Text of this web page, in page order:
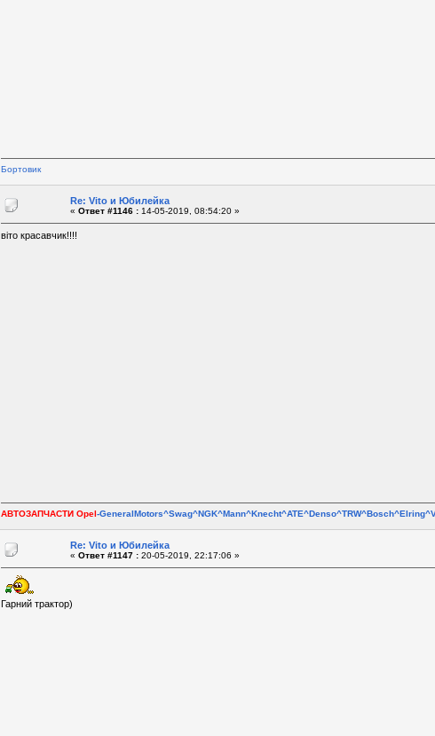
Бортовик
Re: Vito и Юбилейка
« Ответ #1146 :14-05-2019, 08:54:20 »
віто красавчик!!!!
АВТОЗАПЧАСТИ Opel-
Re: Vito и Юбилейка
« Ответ #1147 :20-05-2019, 22:17:06 »
Гарний трактор)